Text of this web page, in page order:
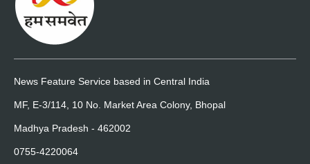
News Feature Service based in Central India
MF, E-3/114, 10 No. Market Area Colony, Bhopal
Madhya Pradesh - 462002
0755-4220064